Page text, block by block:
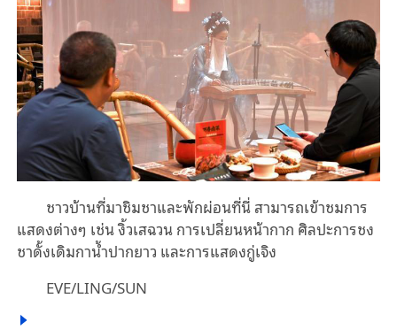
ชาวบ้านที่มาชิมชาและพักผ่อนที่นี่ สามารถเข้าชมการ
แสดงต่างๆ เช่น งิ้วเสฉวน การเปลี่ยนหน้ากาก ศิลปะการชง
ชาดั้งเดิมกาน้ำปากยาว และการแสดงกู่เจิง
EVE/LING/SUN